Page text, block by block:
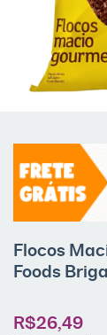
Flocos
Foods
R$26,49